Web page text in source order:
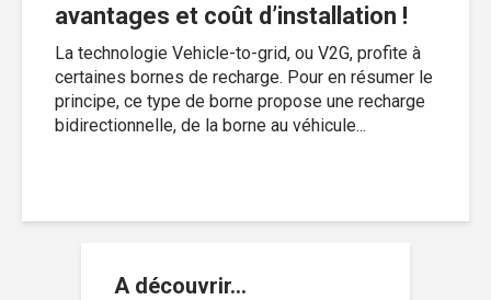
avantages et coût d’installation !
La technologie Vehicle-to-grid, ou V2G, profite à
certaines bornes de recharge. Pour en résumer le
principe, ce type de borne propose une recharge
bidirectionnelle, de la borne au véhicule...
A découvrir…